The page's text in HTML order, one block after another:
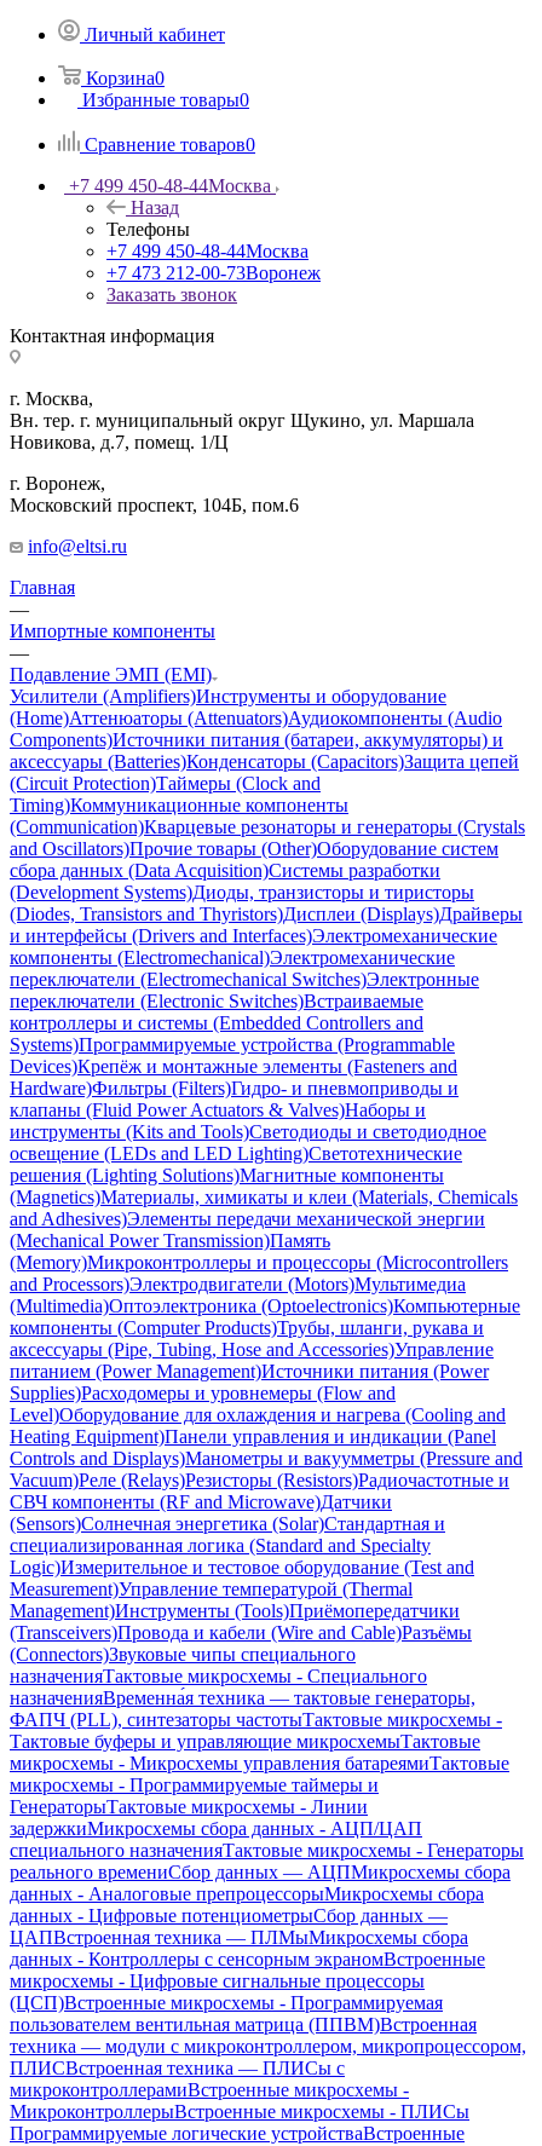
Личный кабинет
Корзина0
Избранные товары0
Сравнение товаров0
+7 499 450-48-44Москва
Назад
Телефоны
+7 499 450-48-44Москва
+7 473 212-00-73Воронеж
Заказать звонок
Контактная информация
г. Москва,
Вн. тер. г. муниципальный округ Щукино, ул. Маршала
Новикова, д.7, помещ. 1/Ц
г. Воронеж,
​Московский проспект, 104Б, пом.6
info@eltsi.ru
Главная
—
Импортные компоненты
—
Подавление ЭМП (EMI)
Усилители (Amplifiers)Инструменты и оборудование
(Home)Аттенюаторы (Attenuators)Аудиокомпоненты (Audio
Components)Источники питания (батареи, аккумуляторы) и
аксессуары (Batteries)Конденсаторы (Capacitors)Защита цепей
(Circuit Protection)Таймеры (Clock and
Timing)Коммуникационные компоненты
(Communication)Кварцевые резонаторы и генераторы (Crystals
and Oscillators)Прочие товары (Other)Оборудование систем
сбора данных (Data Acquisition)Системы разработки
(Development Systems)Диоды, транзисторы и тиристоры
(Diodes, Transistors and Thyristors)Дисплеи (Displays)Драйверы
и интерфейсы (Drivers and Interfaces)Электромеханические
компоненты (Electromechanical)Электромеханические
переключатели (Electromechanical Switches)Электронные
переключатели (Electronic Switches)Встраиваемые
контроллеры и системы (Embedded Controllers and
Systems)Программируемые устройства (Programmable
Devices)Крепёж и монтажные элементы (Fasteners and
Hardware)Фильтры (Filters)Гидро- и пневмоприводы и
клапаны (Fluid Power Actuators & Valves)Наборы и
инструменты (Kits and Tools)Светодиоды и светодиодное
освещение (LEDs and LED Lighting)Светотехнические
решения (Lighting Solutions)Магнитные компоненты
(Magnetics)Материалы, химикаты и клеи (Materials, Chemicals
and Adhesives)Элементы передачи механической энергии
(Mechanical Power Transmission)Память
(Memory)Микроконтроллеры и процессоры (Microcontrollers
and Processors)Электродвигатели (Motors)Мультимедиа
(Multimedia)Оптоэлектроника (Optoelectronics)Компьютерные
компоненты (Computer Products)Трубы, шланги, рукава и
аксессуары (Pipe, Tubing, Hose and Accessories)Управление
питанием (Power Management)Источники питания (Power
Supplies)Расходомеры и уровнемеры (Flow and
Level)Оборудование для охлаждения и нагрева (Cooling and
Heating Equipment)Панели управления и индикации (Panel
Controls and Displays)Манометры и вакуумметры (Pressure and
Vacuum)Реле (Relays)Резисторы (Resistors)Радиочастотные и
СВЧ компоненты (RF and Microwave)Датчики
(Sensors)Солнечная энергетика (Solar)Стандартная и
специализированная логика (Standard and Specialty
Logic)Измерительное и тестовое оборудование (Test and
Measurement)Управление температурой (Thermal
Management)Инструменты (Tools)Приёмопередатчики
(Transceivers)Провода и кабели (Wire and Cable)Разъёмы
(Connectors)Звуковые чипы специального
назначенияТактовые микросхемы - Специального
назначенияВременна́я техника — тактовые генераторы,
ФАПЧ (PLL), синтезаторы частотыТактовые микросхемы -
Тактовые буферы и управляющие микросхемыТактовые
микросхемы - Микросхемы управления батареямиТактовые
микросхемы - Программируемые таймеры и
ГенераторыТактовые микросхемы - Линии
задержкиМикросхемы сбора данных - АЦП/ЦАП
специального назначенияТактовые микросхемы - Генераторы
реального времениСбор данных — АЦПМикросхемы сбора
данных - Аналоговые препроцессорыМикросхемы сбора
данных - Цифровые потенциометрыСбор данных —
ЦАПВстроенная техника — ПЛМыМикросхемы сбора
данных - Контроллеры с сенсорным экраномВстроенные
микросхемы - Цифровые сигнальные процессоры
(ЦСП)Встроенные микросхемы - Программируемая
пользователем вентильная матрица (ППВМ)Встроенная
техника — модули с микроконтроллером, микропроцессором,
ПЛИСВстроенная техника — ПЛИСы с
микроконтроллерамиВстроенные микросхемы -
МикроконтроллерыВстроенные микросхемы - ПЛИСы
Программируемые логические устройстваВстроенные